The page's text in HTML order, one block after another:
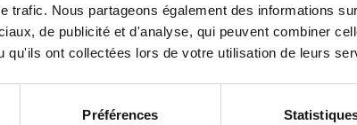
trafic. Nous partageons également des informations
de publicité et d'analyse, qui peuvent combiner
qu'ils ont collectées lors de votre utilisation de leurs
Préférences
Zoom
2024)